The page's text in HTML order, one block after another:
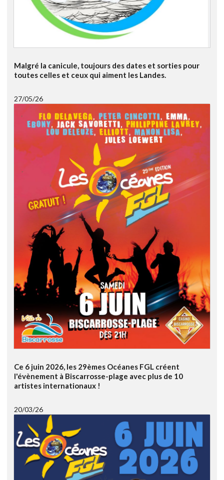
Malgré la canicule, toujours des dates et sorties pour
toutes celles et ceux qui aiment les Landes.
27/05/26
Ce 6 juin 2026, les 29èmes Océanes FGL créent
l'évènement à Biscarrosse-plage avec plus de 10
artistes internationaux !
20/03/26